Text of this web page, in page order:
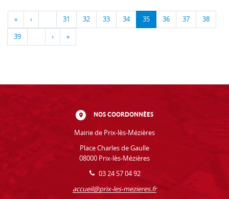
« ‹ … 31 32 33 34 35 36 37 38
39 … › »
NOS COORDONNÉES
Mairie de Prix-lès-Mézières
Place Charles de Gaulle
08000 Prix-lès-Mézières
03 24 57 04 92
accueil@prix-les-mezieres.fr